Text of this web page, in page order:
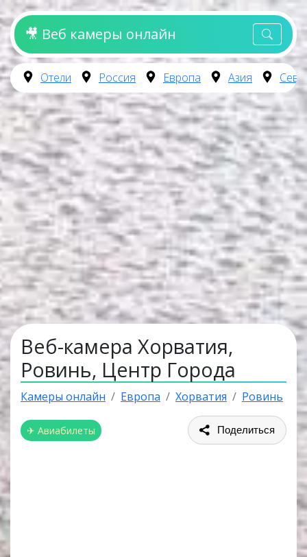
🎥 Веб камеры онлайн
Отели Россия Европа Азия
Веб-камера Хорватия,
Ровинь, Центр Города
Камеры онлайн Европа Хорватия Ровинь
✈ Авиабилеты Поделиться